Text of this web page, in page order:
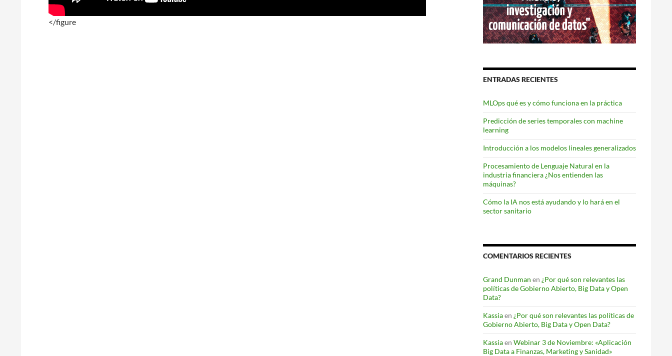
</figure
ENTRADAS RECIENTES
MLOps qué es y cómo funciona en la práctica
Predicción de series temporales con machine
learning
Introducción a los modelos lineales generalizados
Procesamiento de Lenguaje Natural en la
industria financiera ¿Nos entienden las
máquinas?
Cómo la IA nos está ayudando y lo hará en el
sector sanitario
COMENTARIOS RECIENTES
Grand Dunman en ¿Por qué son relevantes las
políticas de Gobierno Abierto, Big Data y Open
Data?
Kassiaen ¿Por qué son relevantes las políticas de
Gobierno Abierto, Big Data y Open Data?
Kassiaen Webinar 3 de Noviembre: «Aplicación
Big Data a Finanzas, Marketing y Sanidad»